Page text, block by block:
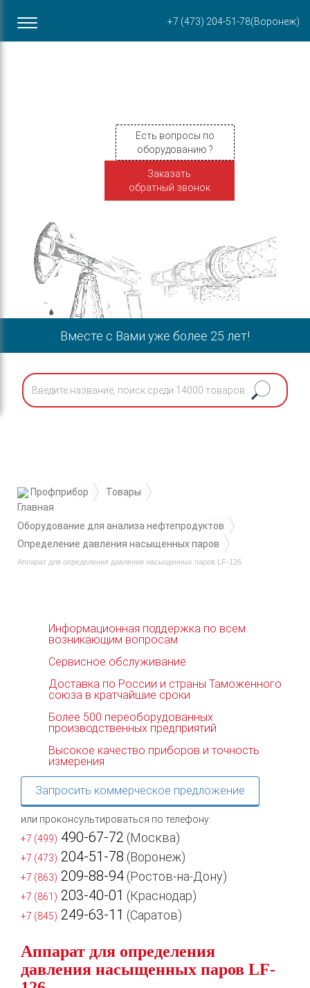
+7 (473) 204-51-78(Воронеж)
ул. Пирогова, 87Б
Есть вопросы по
оборудованию ?
Заказать
обратный звонок
Вместе с Вами уже более 25 лет!
Профприбор Товары
Оборудование для анализа нефтепродуктов
Определение давления насыщенных паров
Аппарат для определения давления насыщенных паров LF-126
Информационная поддержка по всем
возникающим вопросам
Сервисное обслуживание
Доставка по России и страны Таможенного
союза в кратчайшие сроки
Более 500 переоборудованных
производственных предприятий
Высокое качество приборов и точность
измерения
Запросить коммерческое предложение
или проконсультироваться по телефону:
+7 (499) 490-67-72 (Москва)
+7 (473) 204-51-78 (Воронеж)
+7 (863) 209-88-94 (Ростов-на-Дону)
+7 (861) 203-40-01 (Краснодар)
+7 (845) 249-63-11 (Саратов)
Аппарат для определения
давления насыщенных паров LF-